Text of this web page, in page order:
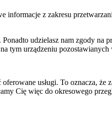
z zakresu
udzielasz nam zgody
urządzeniu
usługi. To oznacza,
Cię więc do okresowego